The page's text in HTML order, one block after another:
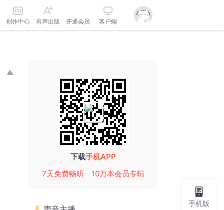
创作中心 有声出版 开通会员 客户端
下载手机APP
7天免费畅听
10万本会员专辑
手机版